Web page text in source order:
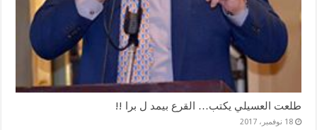
طلعت العسيلي يكتب… القرع بيمد ل برا !!
18 نوفمبر، 2017